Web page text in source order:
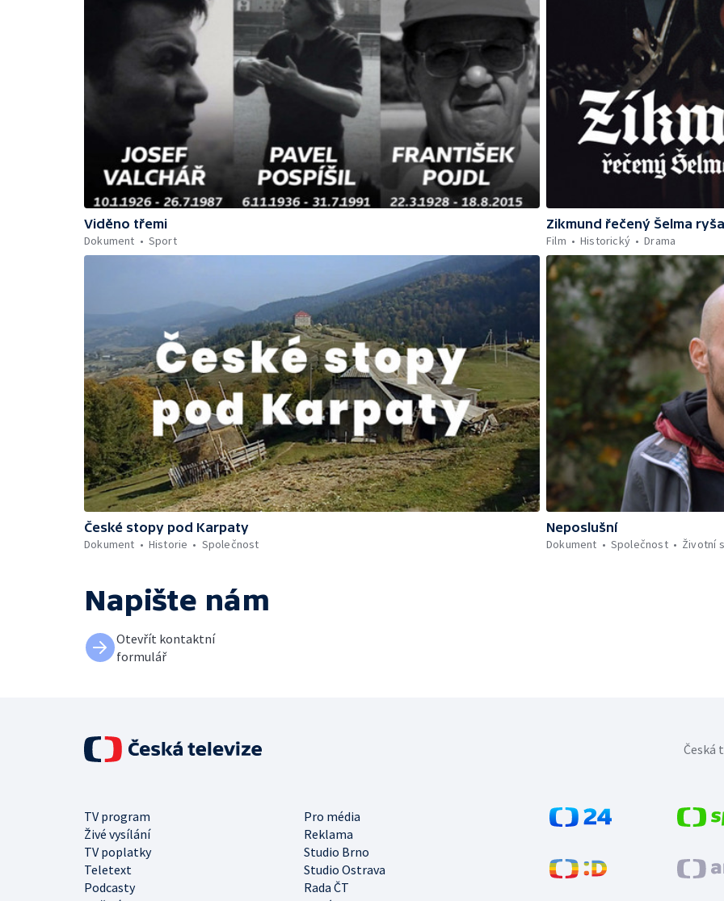
Viděno třemi
Dokument
Sport
Zikmund řečený Šelma
Film
Historický Drama
České stopy pod Karpaty
Dokument
Historie Společnost
Neposlušní
Dokument
Společnost Životní
Napište nám
Otevřít kontaktní
formulář
TV program
Pro média
Živé vysílání
Reklama
TV poplatky
Studio Brno
Teletext
Studio Ostrava
Podcasty
Rada ČT
Česká